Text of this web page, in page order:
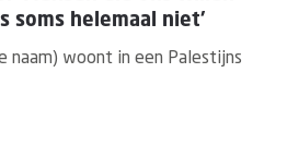
soms helemaal niet’
naam) woont in een Palestijns